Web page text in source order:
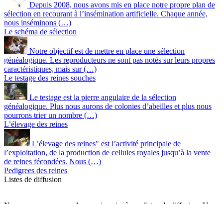
Depuis 2008, nous avons mis en place notre propre plan de
sélection en recourant à l’insémination artificielle. Chaque année,
nous inséminons (…)
Le schéma de sélection
Notre objectif est de mettre en place une sélection
généalogique. Les reproducteurs ne sont pas notés sur leurs propres
caractéristiques, mais sur (…)
Le testage des reines souches
Le testage est la pierre angulaire de la sélection
généalogique. Plus nous aurons de colonies d’abeilles et plus nous
pourrons trier un nombre (…)
L’élevage des reines
L’élevage des reines" est l’activité principale de
l’exploitation, de la production de cellules royales jusqu’à la vente
de reines fécondées. Nous (…)
Pedigrees des reines
Listes de diffusion